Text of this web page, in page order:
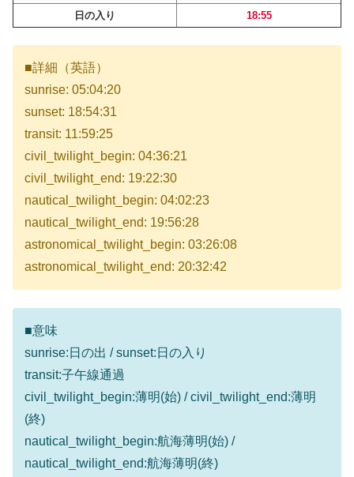
日の入り
18:55
■詳細（英語）
sunrise: 05:04:20
sunset: 18:54:31
transit: 11:59:25
civil_twilight_begin: 04:36:21
civil_twilight_end: 19:22:30
nautical_twilight_begin: 04:02:23
nautical_twilight_end: 19:56:28
astronomical_twilight_begin: 03:26:08
astronomical_twilight_end: 20:32:42
■意味
sunrise:日の出 / sunset:日の入り
transit:子午線通過
civil_twilight_begin:薄明(始) / civil_twilight_end:薄明
(終)
nautical_twilight_begin:航海薄明(始) /
nautical_twilight_end:航海薄明(終)